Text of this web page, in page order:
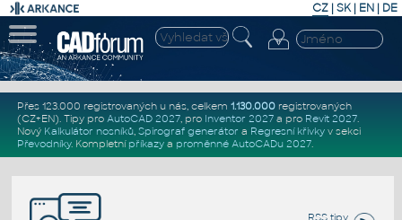
CZ | SK| EN | DE
Přes 123.000 registrovaných u nás, celkem 1.130.000registrovaných
(CZ+EN). Tipy pro AutoCAD 2027, pro Inventor 2027a pro Revit 2027.
Nový Kalkulátor nosníků, Spirograf generátor a Regresní křivkyv sekci
Převodníky. Kompletní příkazya proměnné AutoCADu 2027.
RSS tipy